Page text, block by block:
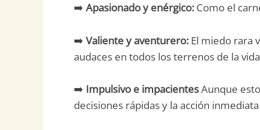
➡️ Apasionado y enérgico: Como el
➡️ Valiente y aventurero: El miedo rara
audaces en todos los terrenos de la
➡️ Impulsivo e impacientesAunque
decisiones rápidas y la acción